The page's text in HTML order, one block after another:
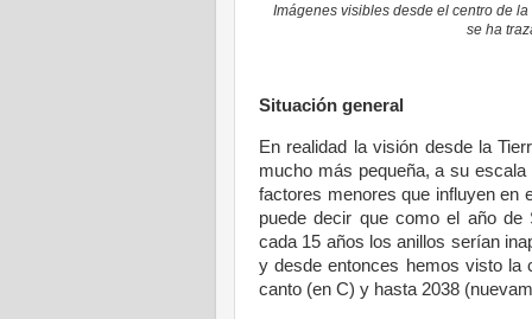
Imágenes visibles desde el centro de
se ha
Situación general
En realidad la visión desde la
mucho más pequeña, a su
factores menores que influyen en
puede decir que como el año de
cada 15 años los anillos serían
y desde entonces hemos visto la
canto (en C) y hasta 2038